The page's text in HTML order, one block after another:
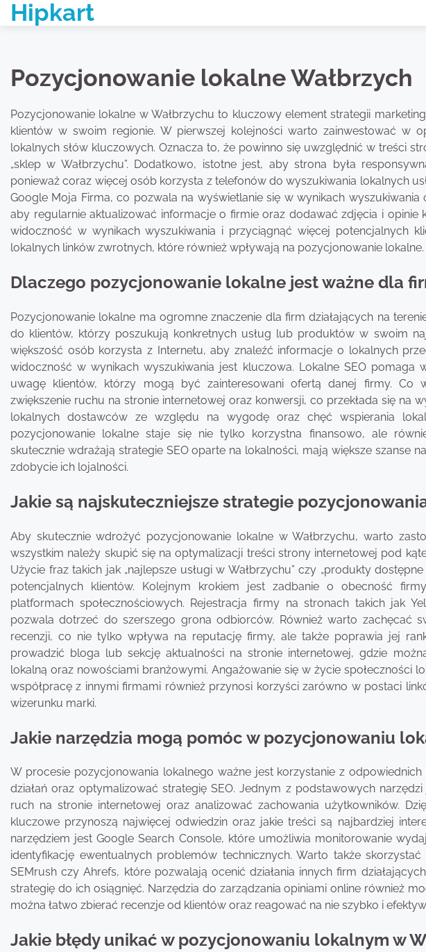
SkipHipkart
Pozycjonowanie lokalne Wałbrzych
Pozycjonowanie lokalne w Wałbrzychu to kluczowy element strategii
klientów w swoim regionie. W pierwszej kolejności warto zainwestować w
lokalnych słów kluczowych. Oznacza to, że powinno się uwzględnić w treści
„sklep w Wałbrzychu”. Dodatkowo, istotne jest, aby strona była
ponieważ coraz więcej osób korzysta z telefonów do wyszukiwania lokalnych
Google Moja Firma, co pozwala na wyświetlanie się w wynikach wyszukiwania
aby regularnie aktualizować informacje o firmie oraz dodawać zdjęcia i opinie
widoczność w wynikach wyszukiwania i przyciągnąć więcej potencjalnych
lokalnych linków zwrotnych, które również wpływają na pozycjonowanie lokalne.
Dlaczego pozycjonowanie lokalne jest ważne dla
Pozycjonowanie lokalne ma ogromne znaczenie dla firm działających na
do klientów, którzy poszukują konkretnych usług lub produktów w swoim
większość osób korzysta z Internetu, aby znaleźć informacje o lokalnych
widoczność w wynikach wyszukiwania jest kluczowa. Lokalne SEO pomaga
uwagę klientów, którzy mogą być zainteresowani ofertą danej firmy. Co
zwiększenie ruchu na stronie internetowej oraz konwersji, co przekłada się na
lokalnych dostawców ze względu na wygodę oraz chęć wspierania
pozycjonowanie lokalne staje się nie tylko korzystna finansowo, ale
skutecznie wdrażają strategie SEO oparte na lokalności, mają większe szanse
zdobycie ich lojalności.
Jakie są najskuteczniejsze strategie
Aby skutecznie wdrożyć pozycjonowanie lokalne w Wałbrzychu, warto
wszystkim należy skupić się na optymalizacji treści strony internetowej pod
Użycie fraz takich jak „najlepsze usługi w Wałbrzychu” czy „produkty
potencjalnych klientów. Kolejnym krokiem jest zadbanie o obecność
platformach społecznościowych. Rejestracja firmy na stronach takich jak
pozwala dotrzeć do szerszego grona odbiorców. Również warto zachęcać
recenzji, co nie tylko wpływa na reputację firmy, ale także poprawia jej
prowadzić bloga lub sekcję aktualności na stronie internetowej, gdzie
lokalną oraz nowościami branżowymi. Angażowanie się w życie społeczności
współpracę z innymi firmami również przynosi korzyści zarówno w postaci
wizerunku marki.
Jakie narzędzia mogą pomóc w pozycjonowaniu
W procesie pozycjonowania lokalnego ważne jest korzystanie z
działań oraz optymalizować strategię SEO. Jednym z podstawowych
ruch na stronie internetowej oraz analizować zachowania użytkowników.
kluczowe przynoszą najwięcej odwiedzin oraz jakie treści są najbardziej
narzędziem jest Google Search Console, które umożliwia monitorowanie
identyfikację ewentualnych problemów technicznych. Warto także
SEMrush czy Ahrefs, które pozwalają ocenić działania innych firm
strategię do ich osiągnięć. Narzędzia do zarządzania opiniami online również
można łatwo zbierać recenzje od klientów oraz reagować na nie szybko i
Jakie błędy unikać w pozycjonowaniu lokalnym w